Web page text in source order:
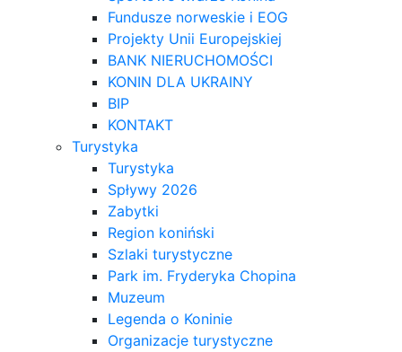
Fundusze norweskie i EOG
Projekty Unii Europejskiej
BANK NIERUCHOMOŚCI
KONIN DLA UKRAINY
BIP
KONTAKT
Turystyka
Turystyka
Spływy 2026
Zabytki
Region koniński
Szlaki turystyczne
Park im. Fryderyka Chopina
Muzeum
Legenda o Koninie
Organizacje turystyczne